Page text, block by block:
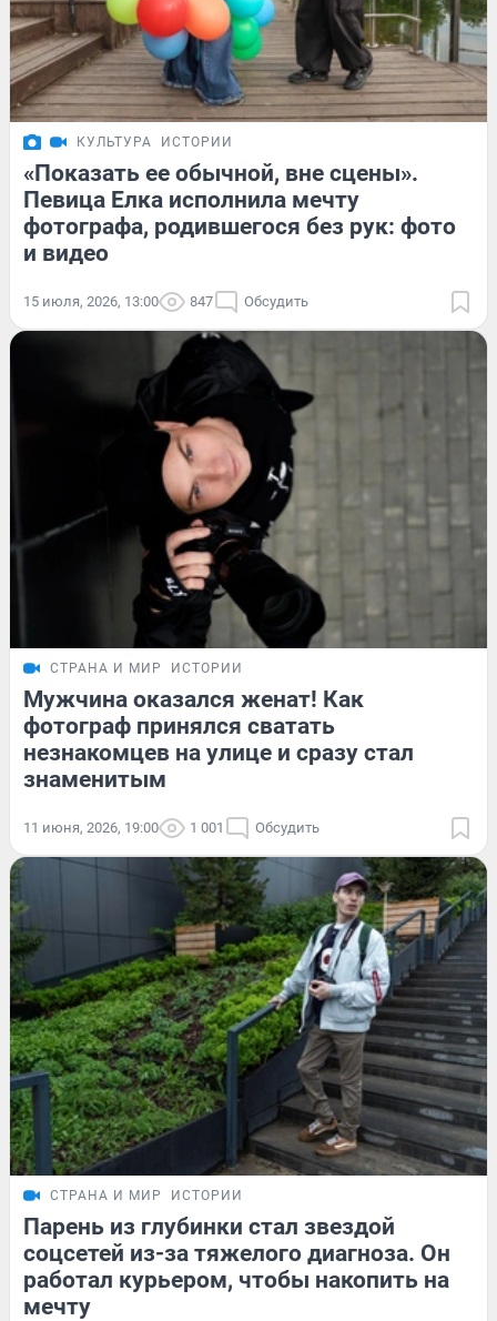
КУЛЬТУРА ИСТОРИИ
«Показать ее обычной, вне сцены».
Певица Елка исполнила мечту
фотографа, родившегося без рук: фото
и видео
15 июля, 2026, 13:00 847 Обсудить
СТРАНА И МИР ИСТОРИИ
Мужчина оказался женат! Как
фотограф принялся сватать
незнакомцев на улице и сразу стал
знаменитым
11 июня, 2026, 19:00 1 001 Обсудить
СТРАНА И МИР ИСТОРИИ
Парень из глубинки стал звездой
соцсетей из-за тяжелого диагноза. Он
работал курьером, чтобы накопить на
мечту